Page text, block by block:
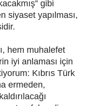
gibi
siyaset yapılması,
hem muhalefet
iyi anlaması için
Kıbrıs Türk
ermeden,